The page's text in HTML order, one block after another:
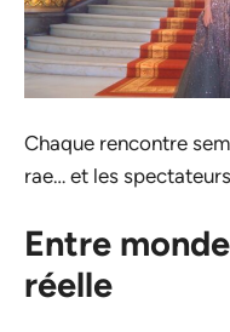
Chaque rencontre
rae… et les
Entre
réelle